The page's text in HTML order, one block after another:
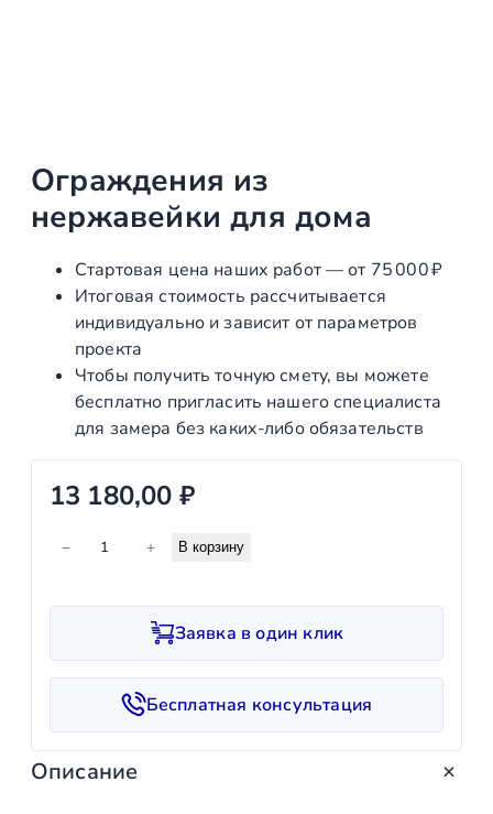
Ограждения из
нержавейки для дома
Стартовая цена наших работ — от 75 000 ₽
Итоговая стоимость рассчитывается
индивидуально и зависит от параметров
проекта
Чтобы получить точную смету, вы можете
бесплатно пригласить нашего специалиста
для замера без каких‑либо обязательств
13 180,00 ₽
е
в
о
− + В корзину
Заявка в один клик
Бесплатная консультация
Описание